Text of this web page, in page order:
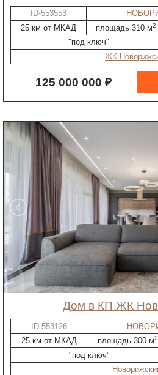
ID-553553
25 км от МКАД
площадь 310 м2
"под ключ"
ЖК
125 000 000 ₽
дом в КП ЖК
ID-553126
25 км от МКАД
площадь 300 м2
"под ключ"